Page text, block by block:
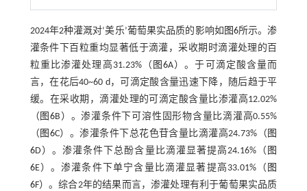
2024年2种灌溉对‘美乐’葡萄果实品质的影响如 图6所示。渗
灌条件下百粒重均显著低于滴灌，采收期时滴灌处理的百
粒重比渗灌处理高31.23%（ 图6A）。于可滴定酸含量而
言，在花后40~60 d，可滴定酸含量迅速下降，随后趋于平
缓。在采收期，滴灌处理的可滴定酸含量比渗灌高12.02%
（ 图6B）。渗灌条件下可溶性固形物含量比滴灌高0.55%
（ 图6C）。渗灌条件下总花色苷含量比滴灌高24.73%（ 图
6D）。渗灌条件下总酚含量比滴灌显著提高24.16%（ 图
6E）。渗灌条件下单宁含量比滴灌显著提高33.01%（ 图
6F）。综合2年的结果而言，渗灌处理有利于葡萄果实品质